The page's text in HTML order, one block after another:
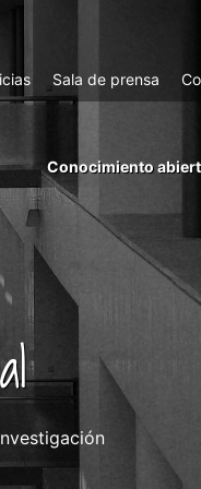
Sala de prensa
menu
right
cchs
conocimiento
abierto
Conocimiento